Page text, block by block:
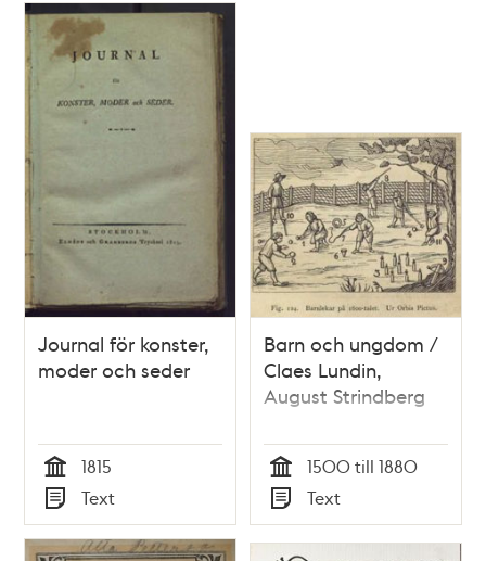
Journal för konster,
moder och seder
Tid
1815
Typ
Text
Barn och ungdom /
Claes Lundin,
August Strindberg
Tid
1500 till 1880
Typ
Text